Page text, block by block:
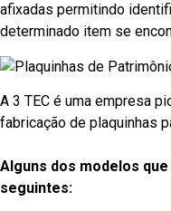
afixadas permitindo
determinado item se
A 3 TEC é uma empresa
fabricação de plaquinhas
Alguns dos modelos
seguintes: